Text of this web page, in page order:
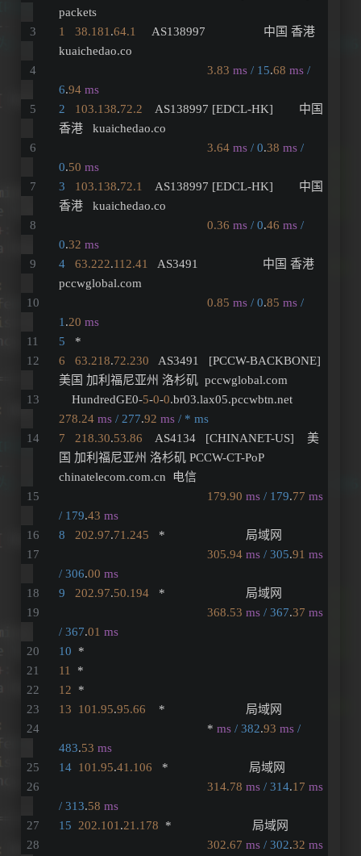
packets
1
38.181 .64.1
     AS138997                  中国 香港
kuaichedao.co
3.83 ms / 15.68 ms /
6.94 ms
2
103.138.72.2
    AS138997 [EDCL-HK]        中国
香港   kuaichedao.co
3.64 ms / 0.38 ms /
0.50 ms
3
103.138.72.1
    AS138997 [EDCL-HK]        中国
香港   kuaichedao.co
0.36 ms / 0.46 ms /
0.32 ms
4
63.222.112.41
   AS3491                    中国 香港
pccwglobal.com
0.85 ms / 0.85 ms /
1 .20 ms
5
   *
6
63.218.72.230
   AS3491   [PCCW-BACKBONE]
美国 加利福尼亚州 洛杉矶  pccwglobal.com
    HundredGE0-
5-0-0
.br03.lax05.pccwbtn.net
278.24 ms / 277.92 ms / * ms
7
218.30.53.86
    AS4134   [CHINANET-US]    美
国 加利福尼亚州 洛杉矶 PCCW-CT-PoP
chinatelecom.com.cn  电信
179.90 ms / 179.77 ms
/ 179.43 ms
8
202.97.71.245
   *                         局域网
305.94 ms / 305.91 ms
/ 306.00 ms
9
202.97.50.194
   *                         局域网
368.53 ms / 367.37 ms
/ 367.01 ms
10
  *
11
  *
12
  *
13
101.95.95.66
    *                         局域网
                                              *
ms / 382.93 ms /
483.53 ms
14 101.95.41.106
   *                         局域网
314.78 ms / 314.17 ms
/ 313.58 ms
15
202.101 .21.178
  *                         局域网
302.67 ms / 302.32 ms